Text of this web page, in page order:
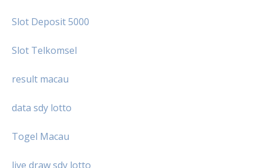
Slot Deposit 5000
Slot Telkomsel
result macau
data sdy lotto
Togel Macau
live draw sdy lotto